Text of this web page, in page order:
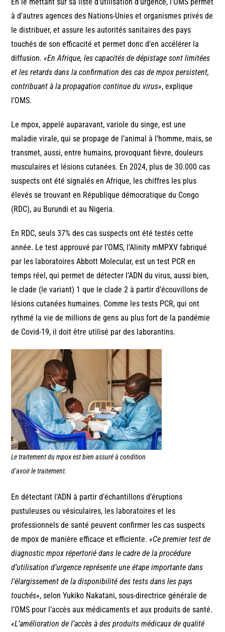
En le mettant sur sa liste d’utilisation d’urgence, l’OMS permet
à d’autres agences des Nations-Unies et organismes privés de
le distribuer, et assure les autorités sanitaires des pays
touchés de son efficacité et permet donc d’en accélérer la
diffusion.«En Afrique, les capacités de dépistage sont limitées
et les retards dans la confirmation des cas de mpox persistent,
contribuant à la propagation continue du virus», explique
l’OMS.
Le mpox, appelé auparavant, variole du singe, est une
maladie virale, qui se propage de l’animal à l’homme, mais, se
transmet, aussi, entre humains, provoquant fièvre, douleurs
musculaires et lésions cutanées. En 2024, plus de 30.000 cas
suspects ont été signalés en Afrique, les chiffres les plus
élevés se trouvant en République démocratique du Congo
(RDC), au Burundi et au Nigeria.
En RDC, seuls 37% des cas suspects ont été testés cette
année. Le test approuvé par l’OMS, l’Alinity mMPXV fabriqué
par les laboratoires Abbott Molecular, est un test PCR en
temps réel, qui permet de détecter l’ADN du virus, aussi bien,
le clade (le variant) 1 que le clade 2 à partir d’écouvillons de
lésions cutanées humaines. Comme les tests PCR, qui ont
rythmé la vie de millions de gens au plus fort de la pandémie
de Covid-19, il doit être utilisé par des laborantins.
Le traitement du mpox est bien assuré à condition
d’avoir le traitement.
En détectant l’ADN à partir d’échantillons d’éruptions
pustuleuses ou vésiculaires, les laboratoires et les
professionnels de santé peuvent confirmer les cas suspects
de mpox de manière efficace et efficiente.«Ce premier test de
diagnostic mpox répertorié dans le cadre de la procédure
d’utilisation d’urgence représente une étape importante dans
l’élargissement de la disponibilité des tests dans les pays
touchés», selon Yukiko Nakatani, sous-directrice générale de
l’OMS pour l’accès aux médicaments et aux produits de santé.
«L’amélioration de l’accès à des produits médicaux de qualité